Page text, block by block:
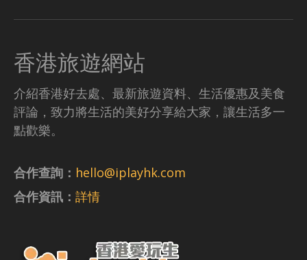
香港旅遊網站
介紹香港好去處、最新旅遊資料、生活優惠及美食
評論，致力將生活的美好分享給大家，讓生活多一
點歡樂。
合作查詢： hello@iplayhk.com
合作資訊： 詳情